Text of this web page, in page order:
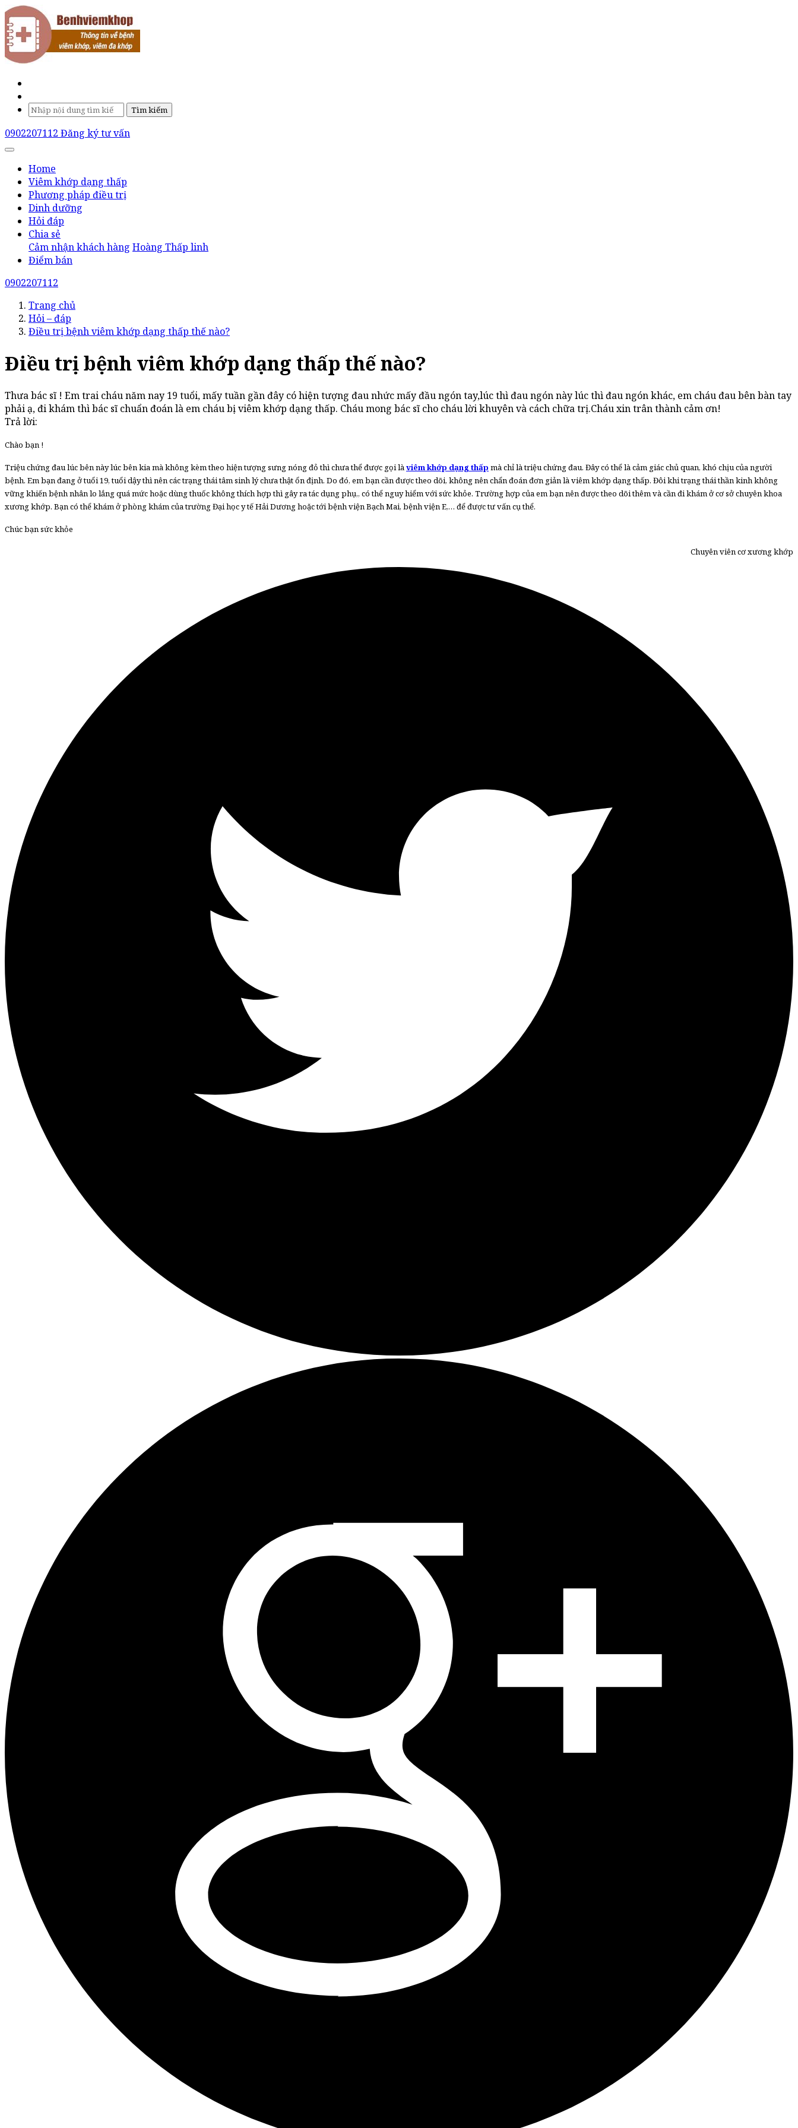
Tìm kiếm
0902207112 Đăng ký tư vấn
Home
Viêm khớp dạng thấp
Phương pháp điều trị
Dinh dưỡng
Hỏi đáp
Chia sẻ
Cảm nhận khách hàng Hoàng Thấp linh
Điểm bán
0902207112
Trang chủ
Hỏi – đáp
Điều trị bệnh viêm khớp dạng thấp thế nào?
Điều trị bệnh viêm khớp dạng thấp thế nào?
Thưa bác sĩ ! Em trai cháu năm nay 19 tuổi, mấy tuần gần đây có hiện tượng đau nhức mấy đầu ngón tay,lúc thì đau ngón này lúc thì đau ngón khác, em cháu đau bên bàn tay
phải ạ, đi khám thì bác sĩ chuẩn đoán là em cháu bị viêm khớp dạng thấp. Cháu mong bác sĩ cho cháu lời khuyên và cách chữa trị.Cháu xin trân thành cảm ơn!
Trả lời:
Chào bạn !
Triệu chứng đau lúc bên này lúc bên kia mà không kèm theo hiện tượng sưng nóng đỏ thì chưa thể được gọi làviêm khớp dạng thấp mà chỉ là triệu chứng đau. Đây có thể là cảm giác chủ quan, khó chịu của người
bệnh. Em bạn đang ở tuổi 19, tuổi dậy thì nên các trạng thái tâm sinh lý chưa thật ổn định. Do đó, em bạn cần được theo dõi, không nên chẩn đoán đơn giản là viêm khớp dạng thấp. Đôi khi trạng thái thần kinh không
vững khiến bệnh nhân lo lắng quá mức hoặc dùng thuốc không thích hợp thì gây ra tác dụng phụ,, có thể nguy hiểm với sức khỏe. Trường hợp của em bạn nên được theo dõi thêm và cần đi khám ở cơ sở chuyên khoa
xương khớp. Bạn có thể khám ở phòng khám của trường Đại học y tế Hải Dương hoặc tới bệnh viện Bạch Mai, bệnh viện E,… để được tư vấn cụ thể.
Chúc bạn sức khỏe
Chuyên viên cơ xương khớp